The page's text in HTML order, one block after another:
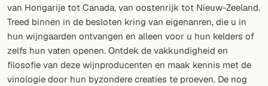
Cocktail app
van Hongarije tot Canada, van oostenrijk tot Nieuw-Zeeland.
Treed binnen in de besloten kring van eigenanren, die u in
hun wijngaarden ontvangen en alleen voor u hun kelders of
zelfs hun vaten openen. Ontdek de vakkundigheid en
filosofie van deze wijnproducenten en maak kennis met de
vinologie door hun byzondere creaties te proeven. De nog